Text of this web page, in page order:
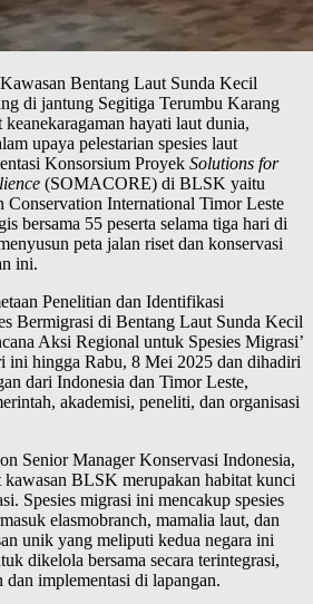
Bentang Laut Sunda Kecil
di jantung Segitiga Terumbu Karang
hayati laut dunia,
upaya pelestarian spesies laut
Konsorsium Proyek Solutions for
(SOMACORE) di BLSK yaitu
Conservation International Timor Leste
bersama 55 peserta selama tiga hari di
peta jalan riset dan konservasi
ini.
Penelitian dan Identifikasi
Bermigrasi di Bentang Laut Sunda Kecil
Aksi Regional untuk Spesies Migrasi’
ini hingga Rabu, 8 Mei 2025 dan dihadiri
dari Indonesia dan Timor Leste,
akademisi, peneliti, dan organisasi
Senior Manager Konservasi Indonesia,
BLSK merupakan habitat kunci
Spesies migrasi ini mencakup spesies
elasmobranch, mamalia laut, dan
unik yang meliputi kedua negara ini
dikelola bersama secara terintegrasi,
dan implementasi di lapangan.